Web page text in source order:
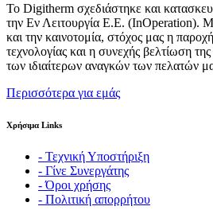
Το Digitherm σχεδιάστηκε και
την Εν Λειτουργία Ε.Ε. (InOperation).
και την καινοτομία, στόχος μας η
τεχνολογίας και η συνεχής βελτίωση
των ιδιαίτερων αναγκών των πελατών
Περισσότερα για εμάς
Χρήσιμα Links
- Τεχνική Υποστήριξη
- Γίνε Συνεργάτης
- Όροι χρήσης
- Πολιτική απορρήτου